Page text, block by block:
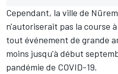
Cependant, la ville de
n'autoriserait pas la course
tout événement de grande
moins jusqu'à début
pandémie de COVID-19.